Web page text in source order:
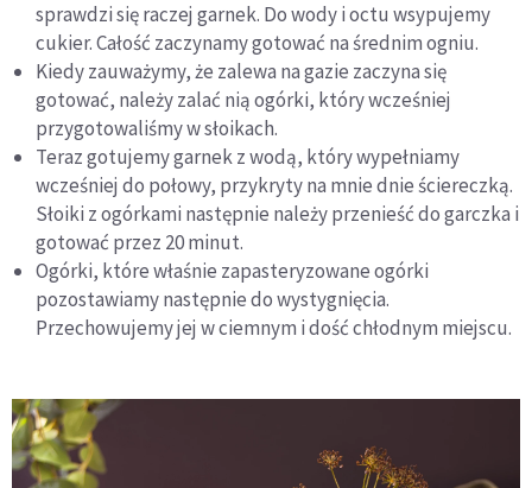
sprawdzi się raczej garnek. Do wody i octu wsypujemy
cukier. Całość zaczynamy gotować na średnim ogniu.
Kiedy zauważymy, że zalewa na gazie zaczyna się
gotować, należy zalać nią ogórki, który wcześniej
przygotowaliśmy w słoikach.
Teraz gotujemy garnek z wodą, który wypełniamy
wcześniej do połowy, przykryty na mnie dnie ściereczką.
Słoiki z ogórkami następnie należy przenieść do garczka i
gotować przez 20 minut.
Ogórki, które właśnie zapasteryzowane ogórki
pozostawiamy następnie do wystygnięcia.
Przechowujemy jej w ciemnym i dość chłodnym miejscu.